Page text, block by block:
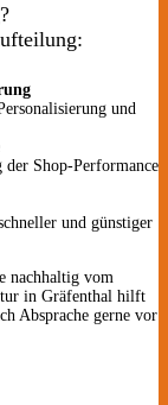
und
Shop-Performance
und günstiger
nachhaltig vom
in Gräfenthal hilft
Absprache gerne vor